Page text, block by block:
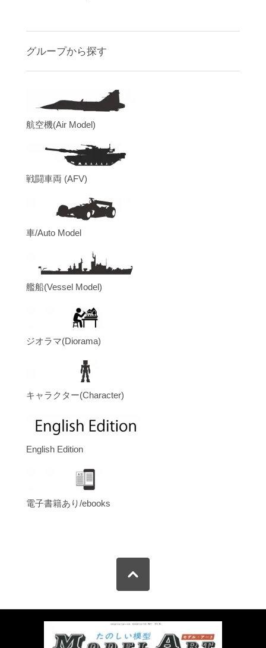
グループから探す
航空機(Air Model)
戦闘車両 (AFV)
車/Auto Model
艦船(Vessel Model)
ジオラマ(Diorama)
キャラクター(Character)
English Edition
電子書籍あり/ebooks